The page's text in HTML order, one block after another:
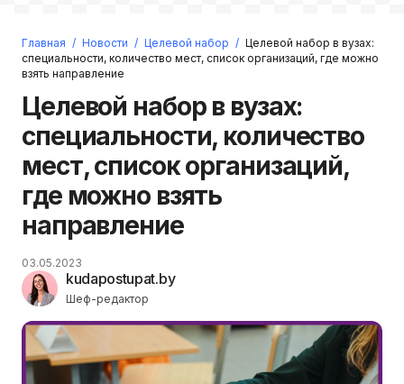
Войти
Главная / Новости / Целевой набор / Целевой набор в вузах:
специальности, количество мест, список организаций, где можно
взять направление
Целевой набор в вузах:
специальности, количество
мест, список организаций,
где можно взять
направление
kudapostupat.by
Шеф-редактор
03.05.2023